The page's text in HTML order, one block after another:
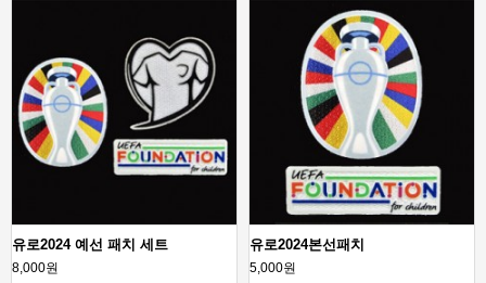
유로2024 예선 패치 세트
8,000원
유로2024본선패치
5,000원